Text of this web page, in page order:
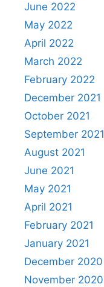
June 2022
May 2022
April 2022
March 2022
February 2022
December 2021
October 2021
September 2021
August 2021
June 2021
May 2021
April 2021
February 2021
January 2021
December 2020
November 2020